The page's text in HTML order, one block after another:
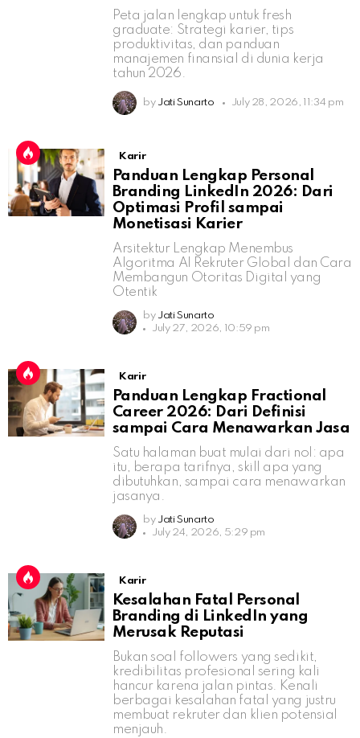
Peta jalan lengkap untuk fresh
graduate: Strategi karier, tips
produktivitas, dan panduan
manajemen finansial di dunia kerja
tahun 2026.
by Jati Sunarto July 28, 2026, 11:34 pm
Karir
Panduan Lengkap Personal
Branding LinkedIn 2026: Dari
Optimasi Profil sampai
Monetisasi Karier
Arsitektur Lengkap Menembus
Algoritma AI Rekruter Global dan Cara
Membangun Otoritas Digital yang
Otentik
by Jati Sunarto
July 27, 2026, 10:59 pm
Karir
Panduan Lengkap Fractional
Career 2026: Dari Definisi
sampai Cara Menawarkan Jasa
Satu halaman buat mulai dari nol: apa
itu, berapa tarifnya, skill apa yang
dibutuhkan, sampai cara menawarkan
jasanya.
by Jati Sunarto
July 24, 2026, 5:29 pm
Karir
Kesalahan Fatal Personal
Branding di LinkedIn yang
Merusak Reputasi
Bukan soal followers yang sedikit,
kredibilitas profesional sering kali
hancur karena jalan pintas. Kenali
berbagai kesalahan fatal yang justru
membuat rekruter dan klien potensial
menjauh.